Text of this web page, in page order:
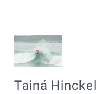
Tainá